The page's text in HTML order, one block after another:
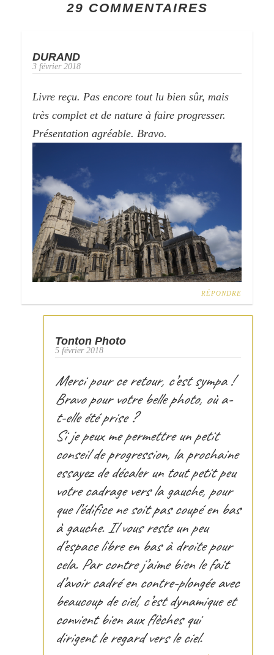
29 COMMENTAIRES
DURAND
3 février 2018
Livre reçu. Pas encore tout lu bien sûr, mais
très complet et de nature à faire progresser.
Présentation agréable. Bravo.
RÉPONDRE
Tonton Photo
5 février 2018
Merci pour ce retour, c’est sympa !
Bravo pour votre belle photo, où a-
t-elle été prise ?
Si je peux me permettre un petit
conseil de progression, la prochaine
essayez de décaler un tout petit peu
votre cadrage vers la gauche, pour
que l’édifice ne soit pas coupé en bas
à gauche. Il vous reste un peu
d’espace libre en bas à droite pour
cela. Par contre j’aime bien le fait
d’avoir cadré en contre-plongée avec
beaucoup de ciel, c’est dynamique et
convient bien aux flèches qui
dirigent le regard vers le ciel.